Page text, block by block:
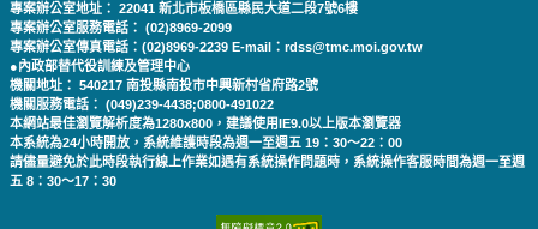
專案辦公室地址： 22041 新北市板橋區縣民大道二段7號6樓
專案辦公室服務電話： (02)8969-2099
專案辦公室傳真電話：(02)8969-2239 E-mail：rdss@tmc.moi.gov.tw
●內政部替代役訓練及管理中心
機關地址： 540217 南投縣南投市中興新村省府路2號
機關服務電話： (049)239-4438;0800-491022
本網站最佳瀏覽解析度為1280x800，建議使用IE9.0以上版本瀏覽器
本系統為24小時開放，系統維護時段為週一至週五 19：30～22：00
請儘量避免於此時段執行線上作業如遇有系統操作問題時，系統操作客服時間為週一至週
五 8：30～17：30